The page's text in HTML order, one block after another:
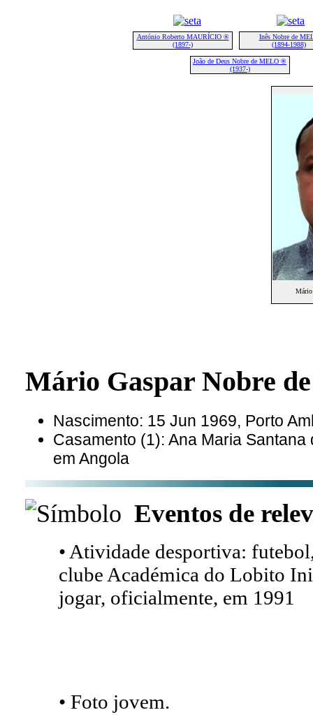
António Roberto MAURÍCIO ®
(1897-)
Inês Nobre de
(1894-1988)
João de Deus Nobre de MELO ®
(1937-)
Mário Gaspar Nobre
Nascimento: 15 Jun 1969, Porto
Casamento (1): Ana Maria
em Angola
Eventos de
• Atividade desportiva:
clube Académica do Lobito
jogar, oficialmente, em 1991
• Foto jovem.